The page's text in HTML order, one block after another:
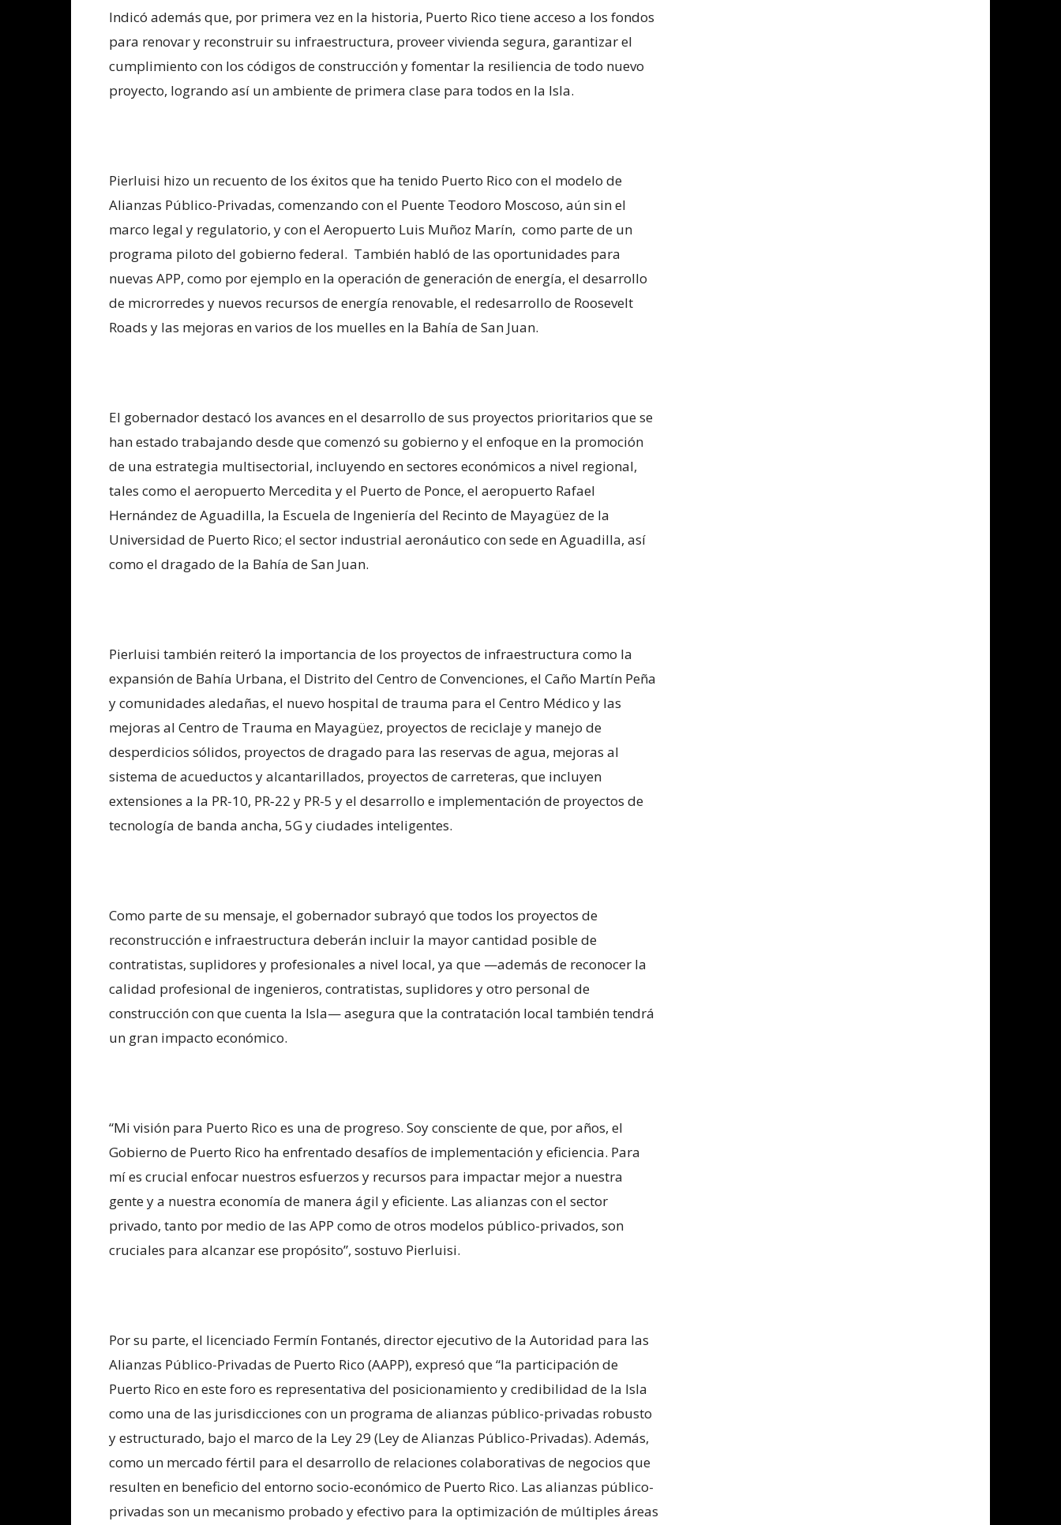
Indicó además que, por primera vez en la historia, Puerto Rico tiene acceso a los fondos
para renovar y reconstruir su infraestructura, proveer vivienda segura, garantizar el
cumplimiento con los códigos de construcción y fomentar la resiliencia de todo nuevo
proyecto, logrando así un ambiente de primera clase para todos en la Isla.
Pierluisi hizo un recuento de los éxitos que ha tenido Puerto Rico con el modelo de
Alianzas Público-Privadas, comenzando con el Puente Teodoro Moscoso, aún sin el
marco legal y regulatorio, y con el Aeropuerto Luis Muñoz Marín, como parte de un
programa piloto del gobierno federal. También habló de las oportunidades para
nuevas APP, como por ejemplo en la operación de generación de energía, el desarrollo
de microrredes y nuevos recursos de energía renovable, el redesarrollo de Roosevelt
Roads y las mejoras en varios de los muelles en la Bahía de San Juan.
El gobernador destacó los avances en el desarrollo de sus proyectos prioritarios que se
han estado trabajando desde que comenzó su gobierno y el enfoque en la promoción
de una estrategia multisectorial, incluyendo en sectores económicos a nivel regional,
tales como el aeropuerto Mercedita y el Puerto de Ponce, el aeropuerto Rafael
Hernández de Aguadilla, la Escuela de Ingeniería del Recinto de Mayagüez de la
Universidad de Puerto Rico; el sector industrial aeronáutico con sede en Aguadilla, así
como el dragado de la Bahía de San Juan.
Pierluisi también reiteró la importancia de los proyectos de infraestructura como la
expansión de Bahía Urbana, el Distrito del Centro de Convenciones, el Caño Martín Peña
y comunidades aledañas, el nuevo hospital de trauma para el Centro Médico y las
mejoras al Centro de Trauma en Mayagüez, proyectos de reciclaje y manejo de
desperdicios sólidos, proyectos de dragado para las reservas de agua, mejoras al
sistema de acueductos y alcantarillados, proyectos de carreteras, que incluyen
extensiones a la PR-10, PR‑22 y PR-5 y el desarrollo e implementación de proyectos de
tecnología de banda ancha, 5G y ciudades inteligentes.
Como parte de su mensaje, el gobernador subrayó que todos los proyectos de
reconstrucción e infraestructura deberán incluir la mayor cantidad posible de
contratistas, suplidores y profesionales a nivel local, ya que —además de reconocer la
calidad profesional de ingenieros, contratistas, suplidores y otro personal de
construcción con que cuenta la Isla— asegura que la contratación local también tendrá
un gran impacto económico.
“Mi visión para Puerto Rico es una de progreso. Soy consciente de que, por años, el
Gobierno de Puerto Rico ha enfrentado desafíos de implementación y eficiencia. Para
mí es crucial enfocar nuestros esfuerzos y recursos para impactar mejor a nuestra
gente y a nuestra economía de manera ágil y eficiente. Las alianzas con el sector
privado, tanto por medio de las APP como de otros modelos público-privados, son
cruciales para alcanzar ese propósito”, sostuvo Pierluisi.
Por su parte, el licenciado Fermín Fontanés, director ejecutivo de la Autoridad para las
Alianzas Público-Privadas de Puerto Rico (AAPP), expresó que “la participación de
Puerto Rico en este foro es representativa del posicionamiento y credibilidad de la Isla
como una de las jurisdicciones con un programa de alianzas público-privadas robusto
y estructurado, bajo el marco de la Ley 29 (Ley de Alianzas Público-Privadas). Además,
como un mercado fértil para el desarrollo de relaciones colaborativas de negocios que
resulten en beneficio del entorno socio-económico de Puerto Rico. Las alianzas público-
privadas son un mecanismo probado y efectivo para la optimización de múltiples áreas